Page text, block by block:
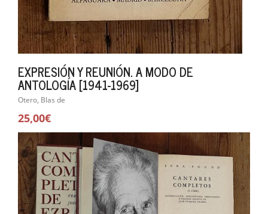
EXPRESIÓN Y REUNIÓN. A MODO DE
ANTOLOGÍA [1941-1969]
Otero, Blas de
25,00€